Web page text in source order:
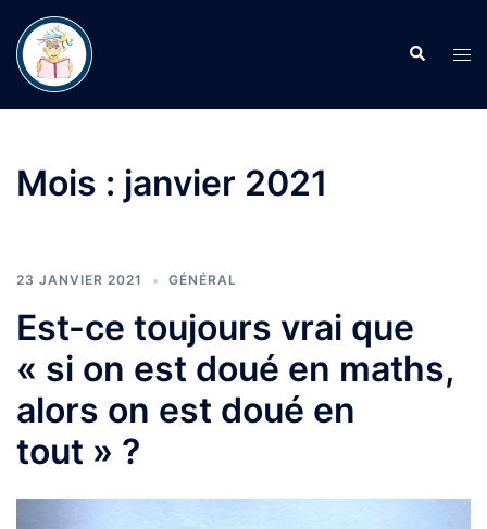
au
contenu
Mois : janvier 2021
23 JANVIER 2021 GÉNÉRAL
Est-ce toujours vrai que
« si on est doué en maths,
alors on est doué en
tout » ?